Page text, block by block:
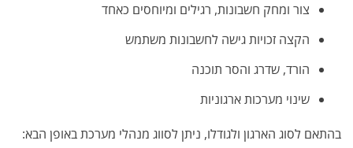
צור ומחק חשבונות, רגילים ומיוחסים כאחד
הקצה זכויות גישה לחשבונות משתמש
הורד, שדרג והסר תוכנה
שינוי מערכות ארגוניות
בהתאם לסוג הארגון ולגודלו, ניתן לסווג מנהלי מערכת באופן הבא: